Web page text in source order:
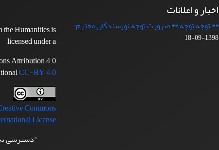
اخبار و اعلانات
** توجه توجه ** ضرورت توجه نویسندگان محترم:
1398-09-18
Humanities is
licensed under a
Attribution 4.0
CC-BY 4.0
Commons
License
"دسترسی